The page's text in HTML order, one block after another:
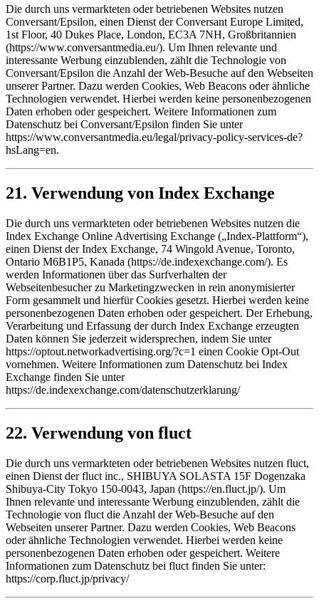
Die durch uns vermarkteten oder betriebenen Websites nutzen
Conversant/Epsilon, einen Dienst der Conversant Europe Limited,
1st Floor, 40 Dukes Place, London, EC3A 7NH, Großbritannien
(https://www.conversantmedia.eu/). Um Ihnen relevante und
interessante Werbung einzublenden, zählt die Technologie von
Conversant/Epsilon die Anzahl der Web-Besuche auf den Webseiten
unserer Partner. Dazu werden Cookies, Web Beacons oder ähnliche
Technologien verwendet. Hierbei werden keine personenbezogenen
Daten erhoben oder gespeichert. Weitere Informationen zum
Datenschutz bei Conversant/Epsilon finden Sie unter
https://www.conversantmedia.eu/legal/privacy-policy-services-de?
hsLang=en.
21. Verwendung von Index Exchange
Die durch uns vermarkteten oder betriebenen Websites nutzen die
Index Exchange Online Advertising Exchange („Index-Plattform“),
einen Dienst der Index Exchange, 74 Wingold Avenue, Toronto,
Ontario M6B1P5, Kanada (https://de.indexexchange.com/). Es
werden Informationen über das Surfverhalten der
Webseitenbesucher zu Marketingzwecken in rein anonymisierter
Form gesammelt und hierfür Cookies gesetzt. Hierbei werden keine
personenbezogenen Daten erhoben oder gespeichert. Der Erhebung,
Verarbeitung und Erfassung der durch Index Exchange erzeugten
Daten können Sie jederzeit widersprechen, indem Sie unter
https://optout.networkadvertising.org/?c=1 einen Cookie Opt-Out
vornehmen. Weitere Informationen zum Datenschutz bei Index
Exchange finden Sie unter
https://de.indexexchange.com/datenschutzerklarung/
22. Verwendung von fluct
Die durch uns vermarkteten oder betriebenen Websites nutzen fluct,
einen Dienst der fluct inc., SHIBUYA SOLASTA 15F Dogenzaka
Shibuya-City Tokyo 150-0043, Japan (https://en.fluct.jp/). Um
Ihnen relevante und interessante Werbung einzublenden, zählt die
Technologie von fluct die Anzahl der Web-Besuche auf den
Webseiten unserer Partner. Dazu werden Cookies, Web Beacons
oder ähnliche Technologien verwendet. Hierbei werden keine
personenbezogenen Daten erhoben oder gespeichert. Weitere
Informationen zum Datenschutz bei fluct finden Sie unter:
https://corp.fluct.jp/privacy/